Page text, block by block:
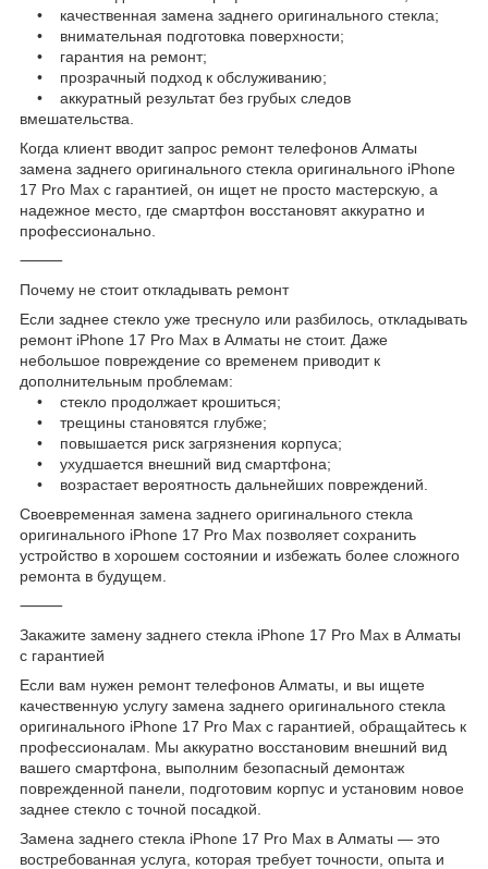
• качественная замена заднего оригинального стекла;
• внимательная подготовка поверхности;
• гарантия на ремонт;
• прозрачный подход к обслуживанию;
• аккуратный результат без грубых следов
вмешательства.
Когда клиент вводит запрос ремонт телефонов Алматы
замена заднего оригинального стекла оригинального iPhone
17 Pro Max с гарантией, он ищет не просто мастерскую, а
надежное место, где смартфон восстановят аккуратно и
профессионально.
⸻
Почему не стоит откладывать ремонт
Если заднее стекло уже треснуло или разбилось, откладывать
ремонт iPhone 17 Pro Max в Алматы не стоит. Даже
небольшое повреждение со временем приводит к
дополнительным проблемам:
• стекло продолжает крошиться;
• трещины становятся глубже;
• повышается риск загрязнения корпуса;
• ухудшается внешний вид смартфона;
• возрастает вероятность дальнейших повреждений.
Своевременная замена заднего оригинального стекла
оригинального iPhone 17 Pro Max позволяет сохранить
устройство в хорошем состоянии и избежать более сложного
ремонта в будущем.
⸻
Закажите замену заднего стекла iPhone 17 Pro Max в Алматы
с гарантией
Если вам нужен ремонт телефонов Алматы, и вы ищете
качественную услугу замена заднего оригинального стекла
оригинального iPhone 17 Pro Max с гарантией, обращайтесь к
профессионалам. Мы аккуратно восстановим внешний вид
вашего смартфона, выполним безопасный демонтаж
поврежденной панели, подготовим корпус и установим новое
заднее стекло с точной посадкой.
Замена заднего стекла iPhone 17 Pro Max в Алматы — это
востребованная услуга, которая требует точности, опыта и